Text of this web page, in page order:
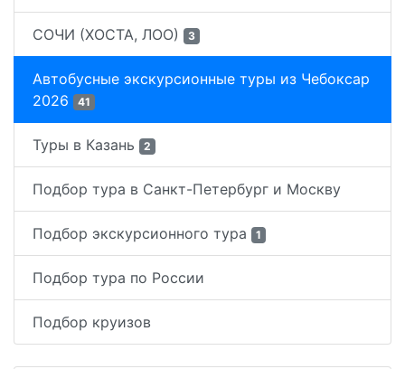
СОЧИ (ХОСТА, ЛОО) 3
Автобусные экскурсионные туры из Чебоксар
2026
41
Туры в Казань 2
Подбор тура в Санкт-Петербург и Москву
Подбор экскурсионного тура 1
Подбор тура по России
Подбор круизов